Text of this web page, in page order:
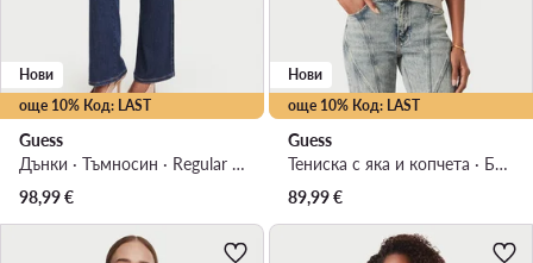
още 10% Код: LAST
Нови
Guess
Дънки · Тъмносин · Regular Fit
98,99€
още 10% Код: LAST
Нови
Guess
Тениска с яка и копчета · Бежов
89,99€